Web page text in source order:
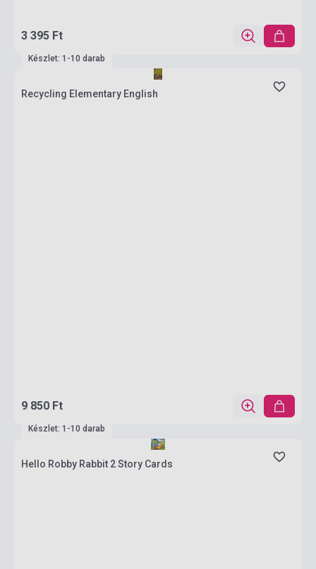
3 395 Ft
Készlet: 1-10 darab
Recycling Elementary English
9 850 Ft
Készlet: 1-10 darab
Hello Robby Rabbit 2 Story Cards